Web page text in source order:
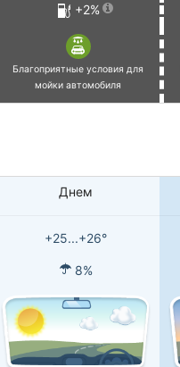
+2%
Благоприятные условия для
мойки автомобиля
Днем
+25...+26°
8%